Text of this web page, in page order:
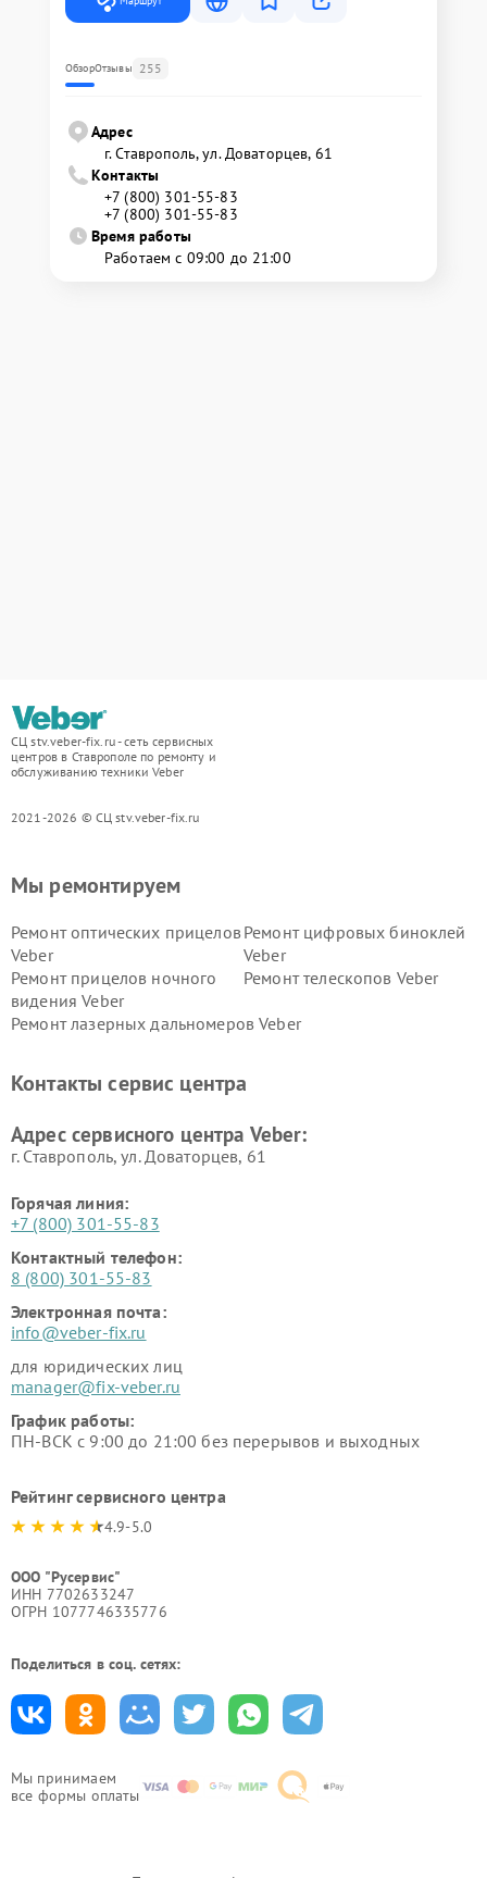
ОбзорОтзывы 255
Адрес
г. Ставрополь, ул. Доваторцев, 61
Контакты
+7 (800) 301-55-83
+7 (800) 301-55-83
Время работы
Работаем с 09:00 до 21:00
СЦ stv.veber-fix.ru - сеть сервисных
центров в Ставрополе по ремонту и
обслуживанию техники Veber
2021-2026 © СЦ stv.veber-fix.ru
Мы принимаем
все формы оплаты
Мы ремонтируем
Ремонт оптических прицелов
Veber
Ремонт цифровых биноклей
Veber
Ремонт прицелов ночного
видения Veber
Ремонт телескопов Veber
Ремонт лазерных дальномеров Veber
Контакты сервис центра
Адрес сервисного центра Veber:
г. Ставрополь, ул. Доваторцев, 61
Горячая линия:
+7 (800) 301-55-83
Контактный телефон:
8 (800) 301-55-83
Электронная почта:
info@veber-fix.ru
для юридических лиц
manager@fix-veber.ru
График работы:
ПН-ВСК с 9:00 до 21:00 без перерывов и выходных
Рейтинг сервисного центра
4.9-5.0
ООО "Русервис"
ИНН 7702633247
ОГРН 1077746335776
Поделиться в соц. сетях: